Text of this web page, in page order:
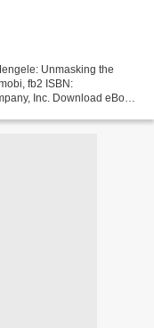
Unmasking the
fb2 ISBN:
Inc. Download eBook